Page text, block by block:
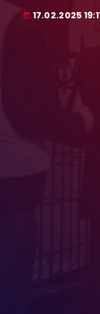
today 17.02.2025